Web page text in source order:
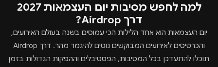
למה לחפש מסיבות יום העצמאות 2027
דרך Airdrop?
יום העצמאות הוא אחד הלילות הכי עמוסים בשנה בעולם האירועים,
והכרטיסים לאירועים המבוקשים נוטים להיגמר מהר. דרך Airdrop
תוכלו להתעדכן בכל המסיבות, הפסטיבלים וההפקות הגדולות בזמן